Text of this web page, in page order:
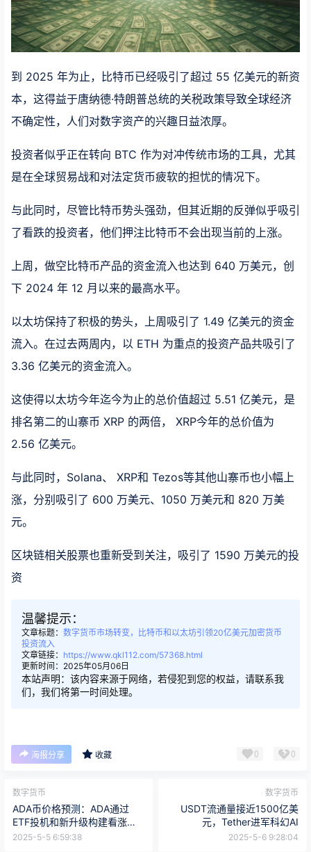
到 2025 年为止，比特币已经吸引了超过 55 亿美元的新资
本，这得益于唐纳德·特朗普总统的关税政策导致全球经济
不确定性，人们对数字资产的兴趣日益浓厚。
投资者似乎正在转向 BTC 作为对冲传统市场的工具，尤其
是在全球贸易战和对法定货币疲软的担忧的情况下。
与此同时，尽管比特币势头强劲，但其近期的反弹似乎吸引
了看跌的投资者，他们押注比特币不会出现当前的上涨。
上周，做空比特币产品的资金流入也达到 640 万美元，创
下 2024 年 12 月以来的最高水平。
以太坊保持了积极的势头，上周吸引了 1.49 亿美元的资金
流入。在过去两周内，以 ETH 为重点的投资产品共吸引了
3.36 亿美元的资金流入。
这使得以太坊今年迄今为止的总价值超过 5.51 亿美元，是
排名第二的山寨币 XRP 的两倍， XRP今年的总价值为
2.56 亿美元。
与此同时，Solana、 XRP和 Tezos等其他山寨币也小幅上
涨，分别吸引了 600 万美元、1050 万美元和 820 万美
元。
区块链相关股票也重新受到关注，吸引了 1590 万美元的投
资
温馨提示：
文章标题： 数字货币市场转变，比特币和以太坊引领20亿美元加密货币
投资流入
文章链接： https://www.qkl112.com/57368.html
更新时间：2025年05月06日
本站声明：该内容来源于网络，若侵犯到您的权益，请联系我
们，我们将第一时间处理。
海报分享 收藏 0 0
数字货币
ADA币价格预测：ADA通过
ETF投机和新升级构建看涨理
由
2025-5-5 6:59:38
数字货币
USDT流通量接近1500亿美
元，Tether进军科幻AI
2025-5-6 9:28:04